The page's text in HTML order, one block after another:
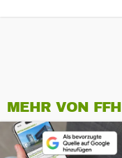
MEHR VON FFH